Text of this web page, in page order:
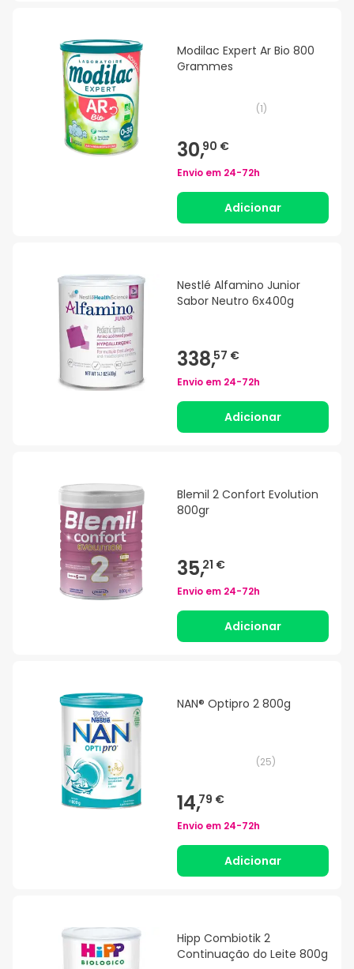
Modilac Expert Ar Bio 800
Grammes
(1)
30,90 €
Envio em 24-72h
Adicionar
Nestlé Alfamino Junior
Sabor Neutro 6x400g
338,57 €
Envio em 24-72h
Adicionar
Blemil 2 Confort Evolution
800gr
35,21 €
Envio em 24-72h
Adicionar
NAN® Optipro 2 800g
(25)
14,79 €
Envio em 24-72h
Adicionar
Hipp Combiotik 2
Continuação do Leite 800g